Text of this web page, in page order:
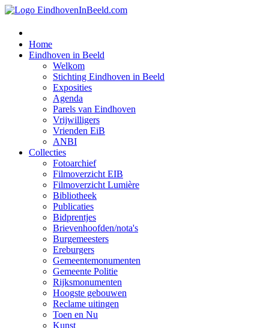
Home
Eindhoven in Beeld
Welkom
Stichting Eindhoven in Beeld
Exposities
Agenda
Parels van Eindhoven
Vrijwilligers
Vrienden EiB
ANBI
Collecties
Fotoarchief
Filmoverzicht EIB
Filmoverzicht Lumière
Bibliotheek
Publicaties
Bidprentjes
Brievenhoofden/nota's
Burgemeesters
Ereburgers
Gemeentemonumenten
Gemeente Politie
Rijksmonumenten
Hoogste gebouwen
Reclame uitingen
Toen en Nu
Kunst